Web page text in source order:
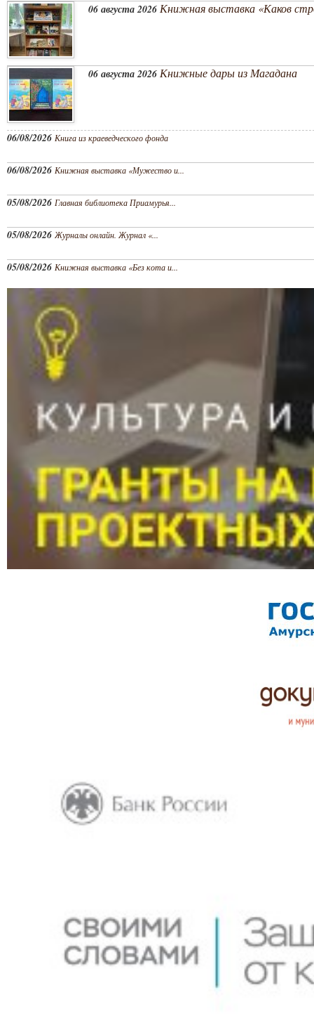
06 августа 2026 Книжная выставка «Каков
06 августа 2026 Книжные дары из Магадана
06/08/2026 Книга из краеведческого фонда
06/08/2026 Книжная выставка «Мужество и...
05/08/2026 Главная библиотека Приамурья...
05/08/2026Журналы онлайн. Журнал «...
05/08/2026 Книжная выставка «Без кота и...